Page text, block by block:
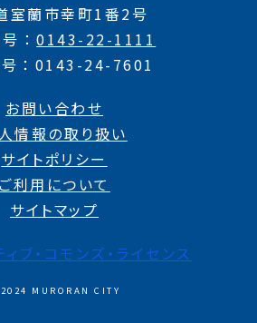
室蘭市幸町1番2号
0143-22-1111
0143-24-7601
お問い合わせ
情報の取り扱い
サイトポリシー
ご利用について
サイトマップ
MURORAN CITY